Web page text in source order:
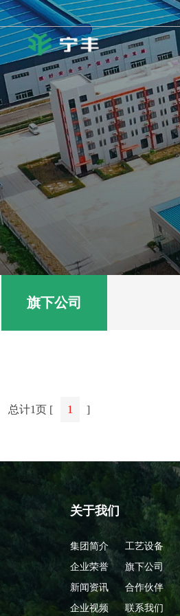
旗下公司
总计1页 [ 1 ]
关于我们
集团简介
工艺设备
企业荣誉
旗下公司
新闻资讯
合作伙伴
企业视频
联系我们